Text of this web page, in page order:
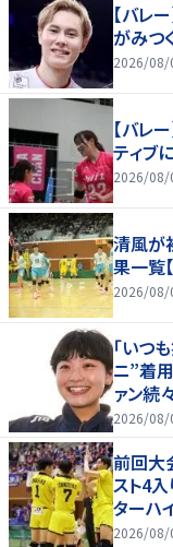
【バレ
がみつ
2026/08/
【バレ
ティブ
2026/08/
清風が
果一覧
2026/08/
「いつ
ニ”着
ァン続
2026/08/
前回大
スト4
ターハ
2026/08/